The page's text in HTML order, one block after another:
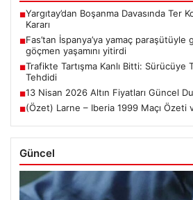
■Yargıtay’dan Boşanma Davasında Ter
Kararı
■Fas’tan İspanya’ya yamaç paraşütüyle
göçmen yaşamını yitirdi
■Trafikte Tartışma Kanlı Bitti: Sürücüye
Tehdidi
■13 Nisan 2026 Altın Fiyatları Güncel
■(Özet) Larne – Iberia 1999 Maçı Özeti
Güncel